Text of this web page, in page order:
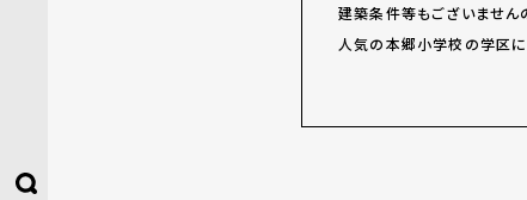
建築条件等もございません
人気の本郷小学校の学区に